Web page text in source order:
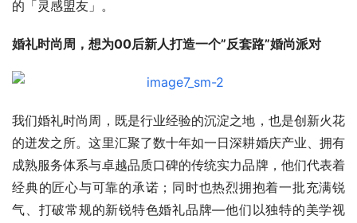
的「灵感盟友」。
婚礼时尚周，想为00后新人打造一个”反套路”婚尚派对
我们婚礼时尚周，既是行业经验的沉淀之地，也是创新火花
的迸发之所。这里汇聚了数十年如一日深耕婚庆产业、拥有
成熟服务体系与卓越品质口碑的传统实力品牌，他们代表着
经典的匠心与可靠的承诺；同时也热烈拥抱着一批充满锐
气、打破常规的新锐特色婚礼品牌—他们以独特的美学视